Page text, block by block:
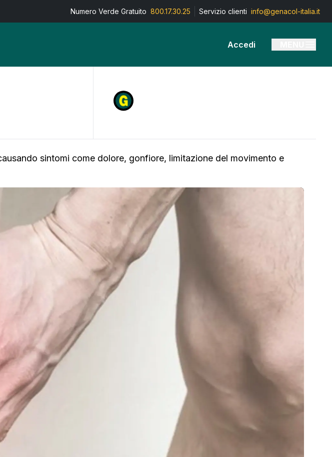
Numero Verde Gratuito 800.17.30.25 Servizio clienti info@genacol-italia.it
Accedi
sintomi come dolore, gonfiore, limitazione del movimento e